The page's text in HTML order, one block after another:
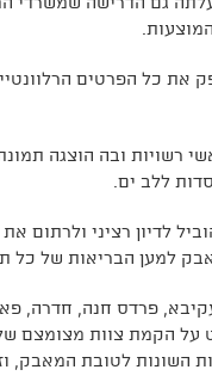
כל הפרטים
רשויות ובה הוצגה
ללב ים.
לדיון רציני ולרתום
למען הבריאות של כל
פרדס חנה, חדרה,
הקמת צוות מצומצם של
השונות לטובת המאבק,